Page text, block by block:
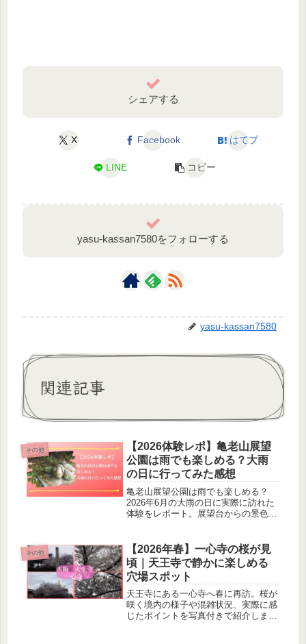
シェアする
X Facebook はてブ
LINE コピー
yasu-kassan7580をフォローする
yasu-kassan7580
関連記事
その他
【2026体験レポ】亀老山展望
公園は雨でも楽しめる？大雨
の日に行ってみた感想
亀老山展望公園は雨でも楽しめる？
2026年6月の大雨の日に実際に訪れた
体験をレポート。展望台からの景色、
にどうぞ。
その他
【2026年春】一心寺の桜が見
頃｜天王寺で静かに楽しめる
穴場スポット
天王寺にある一心寺へ春に再訪。桜が
咲く境内の様子や混雑状況、実際に感
じたポイントを写真付きで紹介しま